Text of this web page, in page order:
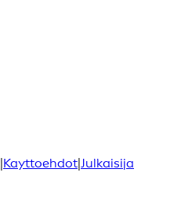
|Kayttoehdot|Julkaisija